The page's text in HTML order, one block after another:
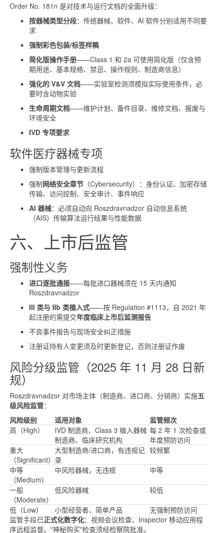
Order No. 181n 是对技术与运行文档的全面升级：
按器械类型分段：传统器械、软件、AI 软件分别适用不同要
求
强制彩色包装/标签样稿
简化版操作手册——Class 1 和 2a 可使用简化版（仅含预
期用途、基本规格、禁忌、操作规则、制造商信息）
强化的 V&V 文档——实验室检测须模拟实际使用条件，必
要时含动物实验
生命周期文档——维护计划、备件目录、维修文档、报废与
环境安全
IVD 专项要求
软件医疗器械专项
强制版本管理与更新流程
强制网络安全章节 （Cybersecurity）：身份认证、加密存储
传输、访问控制、安全审计、事件响应
AI 器械：必须自动向 Roszdravnadzor 自动信息系统
（AIS）传输算法运行结果与性能数据
六、上市后监管
强制性义务
进口逐批通报——每批进口器械须在 15 天内通知
Roszdravnadzor
III 类与 IIb 类植入式——按 Regulation #1113，自 2021 年
起注册的需提交年度临床上市后监测报告
不良事件报告与现场安全纠正措施
注册证持有人变更须及时更新登记，否则注册证作废
风险分级监管（2025 年 11 月 28 日新
规）
Roszdravnadzor 对市场主体（制造商、进口商、分销商）实施五
级风险监管：
风险级别
适用对象
监管频次
高（High）
IVD 制造商、Class 3 植入器械
制造商、临床研究机构
每 2 年 1 次检查或
年度预防访问
重大
（Significant）
大型制造商/进口商，有违规记
录
较频繁
中等
（Medium）
中风险器械，无违规 中等
一般
（Moderate）
低风险器械 较低
低（Low） 小型经营者、简单产品
无强制预防访问
监管手段已正式化数字化：视频会议检查、Inspector 移动应用程
序远程监督。"神秘购买"检查须经检察院批准。